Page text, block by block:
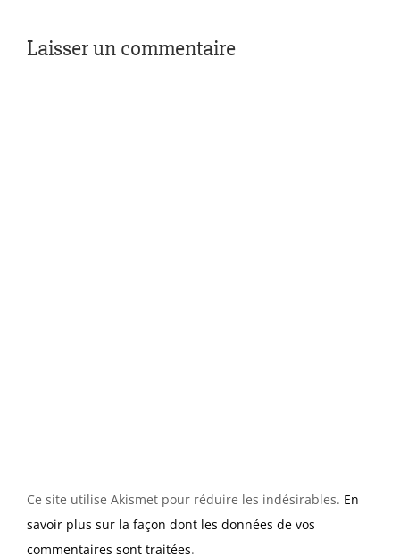
Laisser un commentaire
Ce site utilise Akismet pour réduire les indésirables. En
savoir plus sur la façon dont les données de vos
commentaires sont traitées.